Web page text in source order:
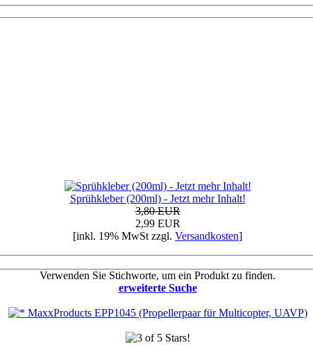
Sprühkleber (200ml) - Jetzt mehr Inhalt!
3,80 EUR
2,99 EUR
[inkl. 19% MwSt zzgl. Versandkosten]
Verwenden Sie Stichworte, um ein Produkt zu finden.
erweiterte Suche